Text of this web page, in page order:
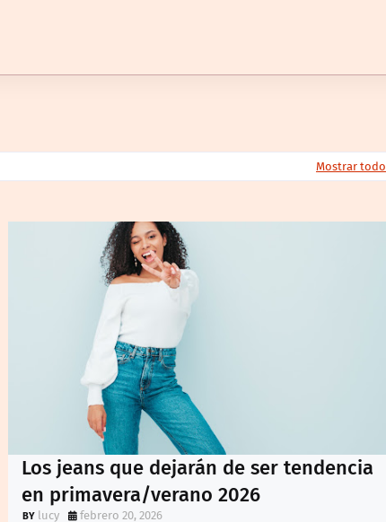
Mostrar todo
Los jeans que dejarán de ser tendencia
en primavera/verano 2026
lucy
febrero 20, 2026